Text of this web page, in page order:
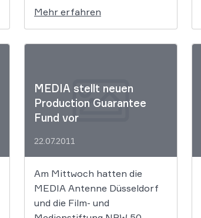
Befragten Politik oft so
kompliziert ist, dass sie diese
nicht verstehen. Insgesamt
von den Fernsehsendern
mehr
Hintergrundinformationen
Mehr erfahren
MEDIA stellt neuen
Production Guarantee
Fund vor
22.07.2011
Am Mittwoch hatten die
MEDIA Antenne Düsseldorf
und die Film- und